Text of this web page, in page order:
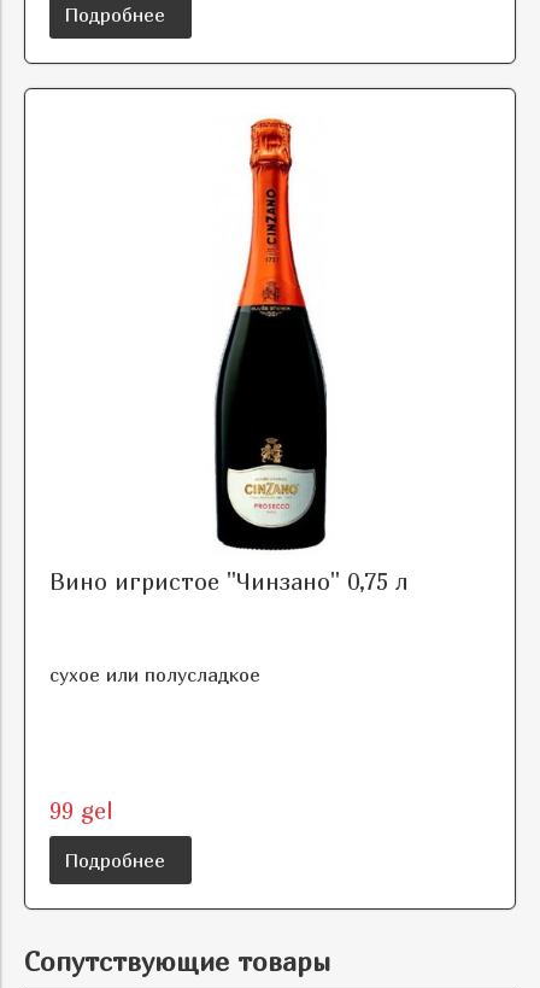
Подробнее
Вино игристое "Чинзано" 0,75 л
сухое или полусладкое
99 gel
Подробнее
Сопутствующие товары